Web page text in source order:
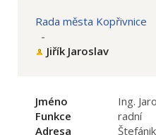
Rada města Kopřivnice
-
Jiřík Jaroslav
Jméno
Ing.
Funkce
radní
Adresa